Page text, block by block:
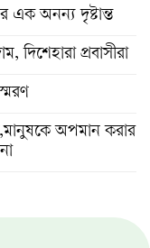
এক অনন্য দৃষ্টান্ত
প্রবাসীরা
অপমান করার